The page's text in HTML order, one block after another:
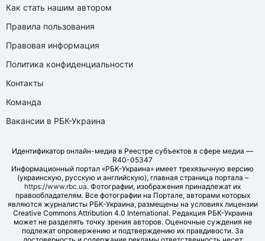
Как стать нашим автором
Правила пользования
Правовая информация
Политика конфиденциальности
Контакты
Команда
Вакансии в РБК-Украина
Идентификатор онлайн-медиа в Реестре субъектов в сфере медиа —
R40-05347
Информационный портал «РБК-Украина» имеет трехязычную версию
(украинскую, русскую и английскую), главная страница портала –
https://www.rbc.ua. Фотографии, изображения принадлежат их
правообладателям. Все фотографии на Портале, авторами которых
являются журналисты РБК-Украина, размещены на условиях лицензии
Creative Commons Attribution 4.0 International. Редакция РБК-Украина
может не разделять точку зрения авторов. Оценочные суждения не
подлежат опровержению и подтверждению их правдивости. За